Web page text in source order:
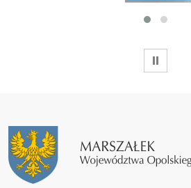
WSTRZYMAJ